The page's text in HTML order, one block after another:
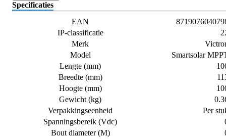
Specificaties
EAN
IP-classificatie
Merk
Model
Smartsolar
Lengte (mm)
Breedte (mm)
Hoogte (mm)
Gewicht (kg)
Verpakkingseenheid
Per
Spanningsbereik (Vdc)
Bout diameter (M)